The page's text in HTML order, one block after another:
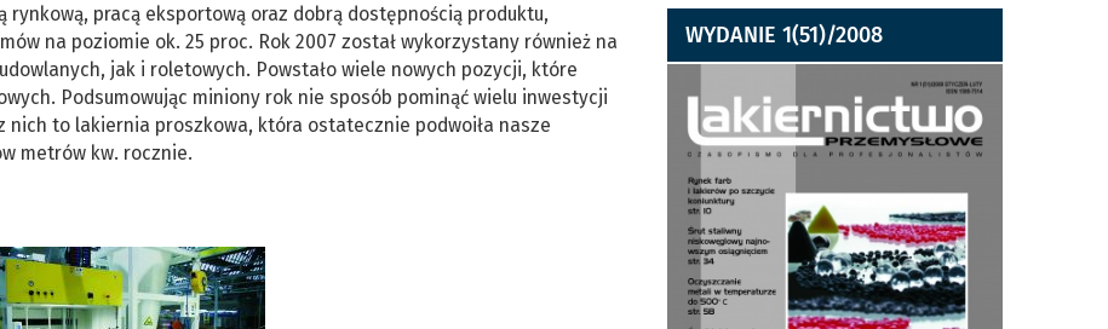
rynkową, pracą eksportową oraz dobrą dostępnością produktu,
na poziomie ok. 25 proc. Rok 2007 został wykorzystany również na
jak i roletowych. Powstało wiele nowych pozycji, które
Podsumowując miniony rok nie sposób pominąć wielu inwestycji
to lakiernia proszkowa, która ostatecznie podwoiła nasze
metrów kw. rocznie.
WYDANIE 1(51)/2008